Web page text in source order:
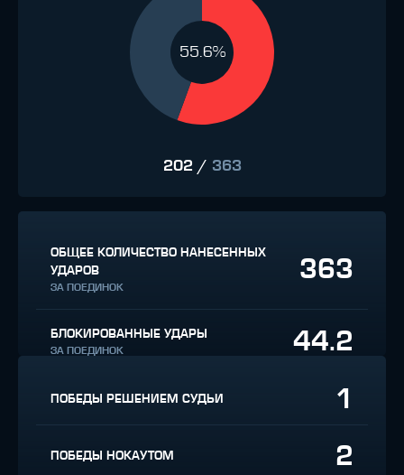
55.6%
202 / 363
ОБЩЕЕ КОЛИЧЕСТВО НАНЕСЕННЫХ
УДАРОВ
ЗА ПОЕДИНОК
363
БЛОКИРОВАННЫЕ УДАРЫ
ЗА ПОЕДИНОК 44.2
ПОБЕДЫ РЕШЕНИЕМ СУДЬИ 1
ПОБЕДЫ НОКАУТОМ 2